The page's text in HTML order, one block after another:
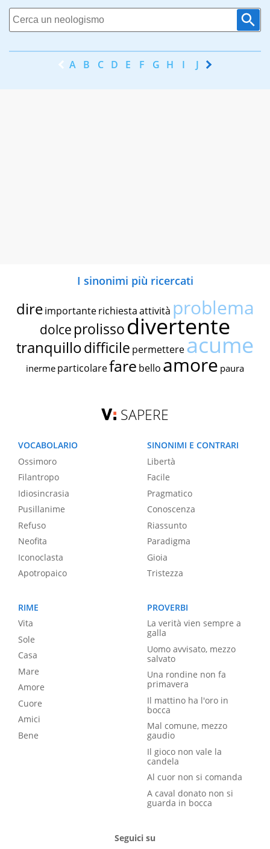
A B C D E F G H I J K
I sinonimi più ricercati
dire importante richiestaattività problema
dolce prolissodivertente
tranquillodifficile permettereacume
inerme particolarefare bello amore paura
SAPERE
VOCABOLARIO
Ossimoro
Filantropo
Idiosincrasia
Pusillanime
Refuso
Neofita
Iconoclasta
Apotropaico
SINONIMI E CONTRARI
Libertà
Facile
Pragmatico
Conoscenza
Riassunto
Paradigma
Gioia
Tristezza
RIME
Vita
Sole
Casa
Mare
Amore
Cuore
Amici
Bene
PROVERBI
La verità vien sempre a
galla
Uomo avvisato, mezzo
salvato
Una rondine non fa
primavera
Il mattino ha l'oro in
bocca
Mal comune, mezzo
gaudio
Il gioco non vale la
candela
Al cuor non si comanda
A caval donato non si
guarda in bocca
Seguici su